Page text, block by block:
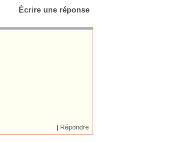
Écrire une réponse
| Répondre